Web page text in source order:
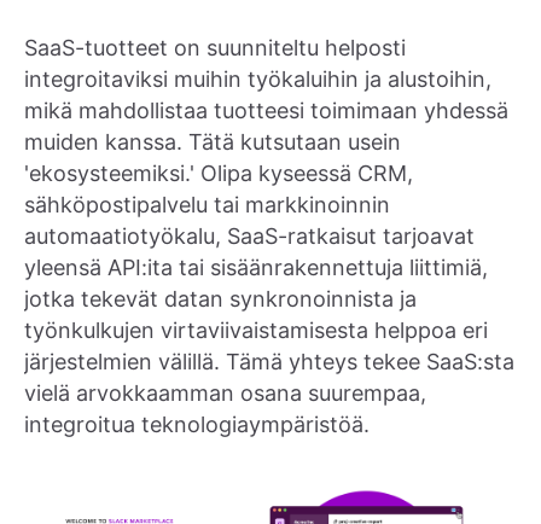
SaaS-tuotteet on suunniteltu helposti
integroitaviksi muihin työkaluihin ja alustoihin,
mikä mahdollistaa tuotteesi toimimaan yhdessä
muiden kanssa. Tätä kutsutaan usein
'ekosysteemiksi.' Olipa kyseessä CRM,
sähköpostipalvelu tai markkinoinnin
automaatiotyökalu, SaaS-ratkaisut tarjoavat
yleensä API:ita tai sisäänrakennettuja liittimiä,
jotka tekevät datan synkronoinnista ja
työnkulkujen virtaviivaistamisesta helppoa eri
järjestelmien välillä. Tämä yhteys tekee SaaS:sta
vielä arvokkaamman osana suurempaa,
integroitua teknologiaympäristöä.